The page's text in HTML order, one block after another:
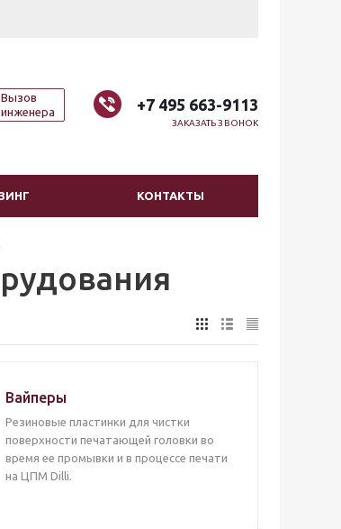
Вызов
инженера
+7 495 663-9113
ЗАКАЗАТЬ ЗВОНОК
КОНТАКТЫ
Вайперы
Резиновые пластинки для чистки
поверхности печатающей головки во
время ее промывки и в процессе печати
на ЦПМ Dilli.